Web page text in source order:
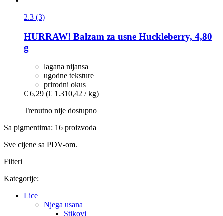
2.3 (3)
HURRAW! Balzam za usne Huckleberry, 4,80
g
lagana nijansa
ugodne teksture
prirodni okus
€ 6,29 (€ 1.310,42 / kg)
Trenutno nije dostupno
Sa pigmentima: 16 proizvoda
Sve cijene sa PDV-om.
Filteri
Kategorije:
Lice
Njega usana
Stikovi